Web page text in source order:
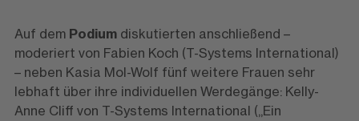
Auf dem Podium diskutierten anschließend –
moderiert von Fabien Koch (T-Systems International)
– neben Kasia Mol-Wolf fünf weitere Frauen sehr
lebhaft über ihre individuellen Werdegänge: Kelly-
Anne Cliff von T-Systems International („Ein